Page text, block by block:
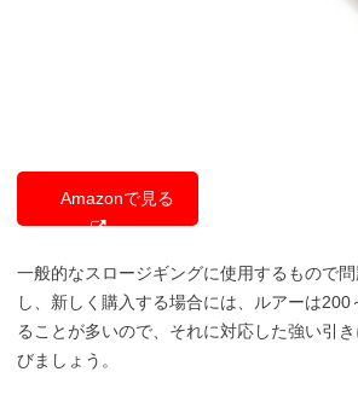
Amazonで見る
一般的なスロージギングに使用するもので
し、新しく購入する場合には、ルアーは
ることが多いので、それに対応した強い引
びましょう。